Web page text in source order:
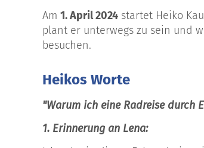
Am 1. April 2024 startet Heiko
plant er unterwegs zu sein und
besuchen.
Heikos Worte
"Warum ich eine Radreise durch
1. Erinnerung an Lena: